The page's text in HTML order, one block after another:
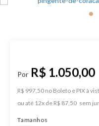
R$ 1.050,00
R$ 997,50 no Boleto e PIX
ou
12x de R$ 87,50
Tamanhos